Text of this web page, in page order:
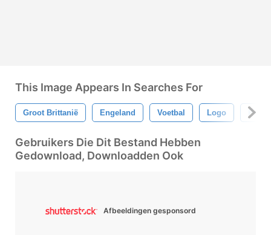
This Image Appears In Searches For
Groot Brittanië Engeland Voetbal Logo
Gebruikers Die Dit Bestand Hebben
Gedownload, Downloadden Ook
Afbeeldingen gesponsord